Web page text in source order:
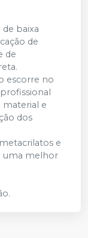
baixa
de
de
escorre no
e
dos
e
uma melhor